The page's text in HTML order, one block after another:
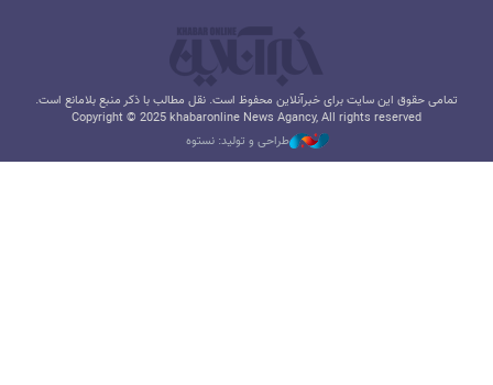
تمامی حقوق این سایت برای خبرآنلاین محفوظ است. نقل مطالب با ذکر منبع بلامانع است.
Copyright © 2025 khabaronline News Agancy, All rights reserved
طراحی و تولید: نستوه